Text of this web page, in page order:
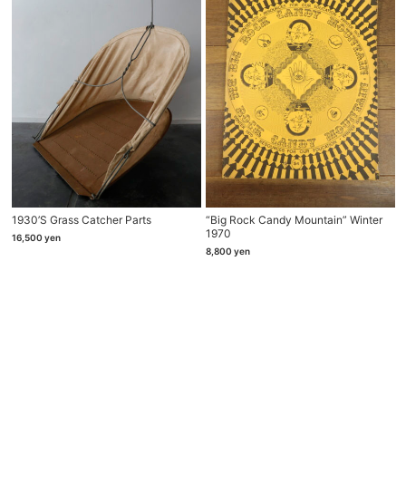
1930’s Grass Catcher Parts
16,500 yen
“Big Rock Candy Mountain” Winter
1970
8,800 yen